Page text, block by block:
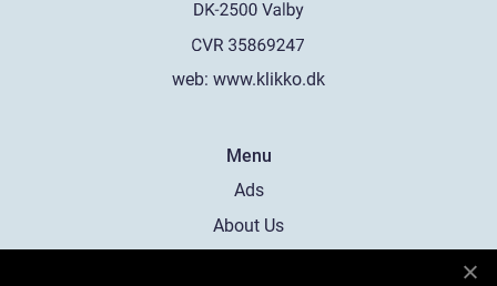
web: www.klikko.dk
Menu
Ads
About Us